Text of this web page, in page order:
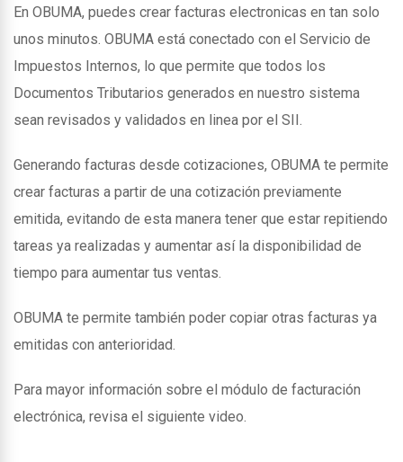
En OBUMA, puedes crear facturas electronicas en tan solo
unos minutos. OBUMA está conectado con el Servicio de
Impuestos Internos, lo que permite que todos los
Documentos Tributarios generados en nuestro sistema
sean revisados y validados en linea por el SII.
Generando facturas desde cotizaciones, OBUMA te permite
crear facturas a partir de una cotización previamente
emitida, evitando de esta manera tener que estar repitiendo
tareas ya realizadas y aumentar así la disponibilidad de
tiempo para aumentar tus ventas.
OBUMA te permite también poder copiar otras facturas ya
emitidas con anterioridad.
Para mayor información sobre el módulo de facturación
electrónica, revisa el siguiente video.